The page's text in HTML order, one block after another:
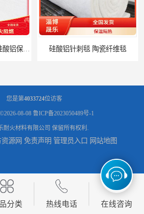
硅酸铝针刺毯 陶瓷纤维毯
维毯 1260度硅酸铝纤维毡 硅酸铝纤维毡
您是第4033724位访客
08-08 鲁ICP备2023050489号-1
耐火材料有限公司 保留所有权利.
资源网 免责声明 管理员入口 网站地图
分类 热线电话 在线咨询